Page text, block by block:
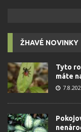
ŽHAVÉ NOVINKY
Tyto
máte